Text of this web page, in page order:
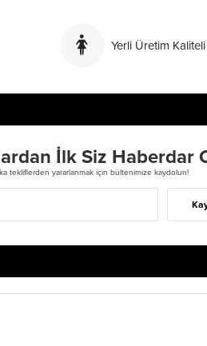
Yerli Üretim
İlk Siz Haberdar
tekliflerden yararlanmak için bültenimize kaydolun!